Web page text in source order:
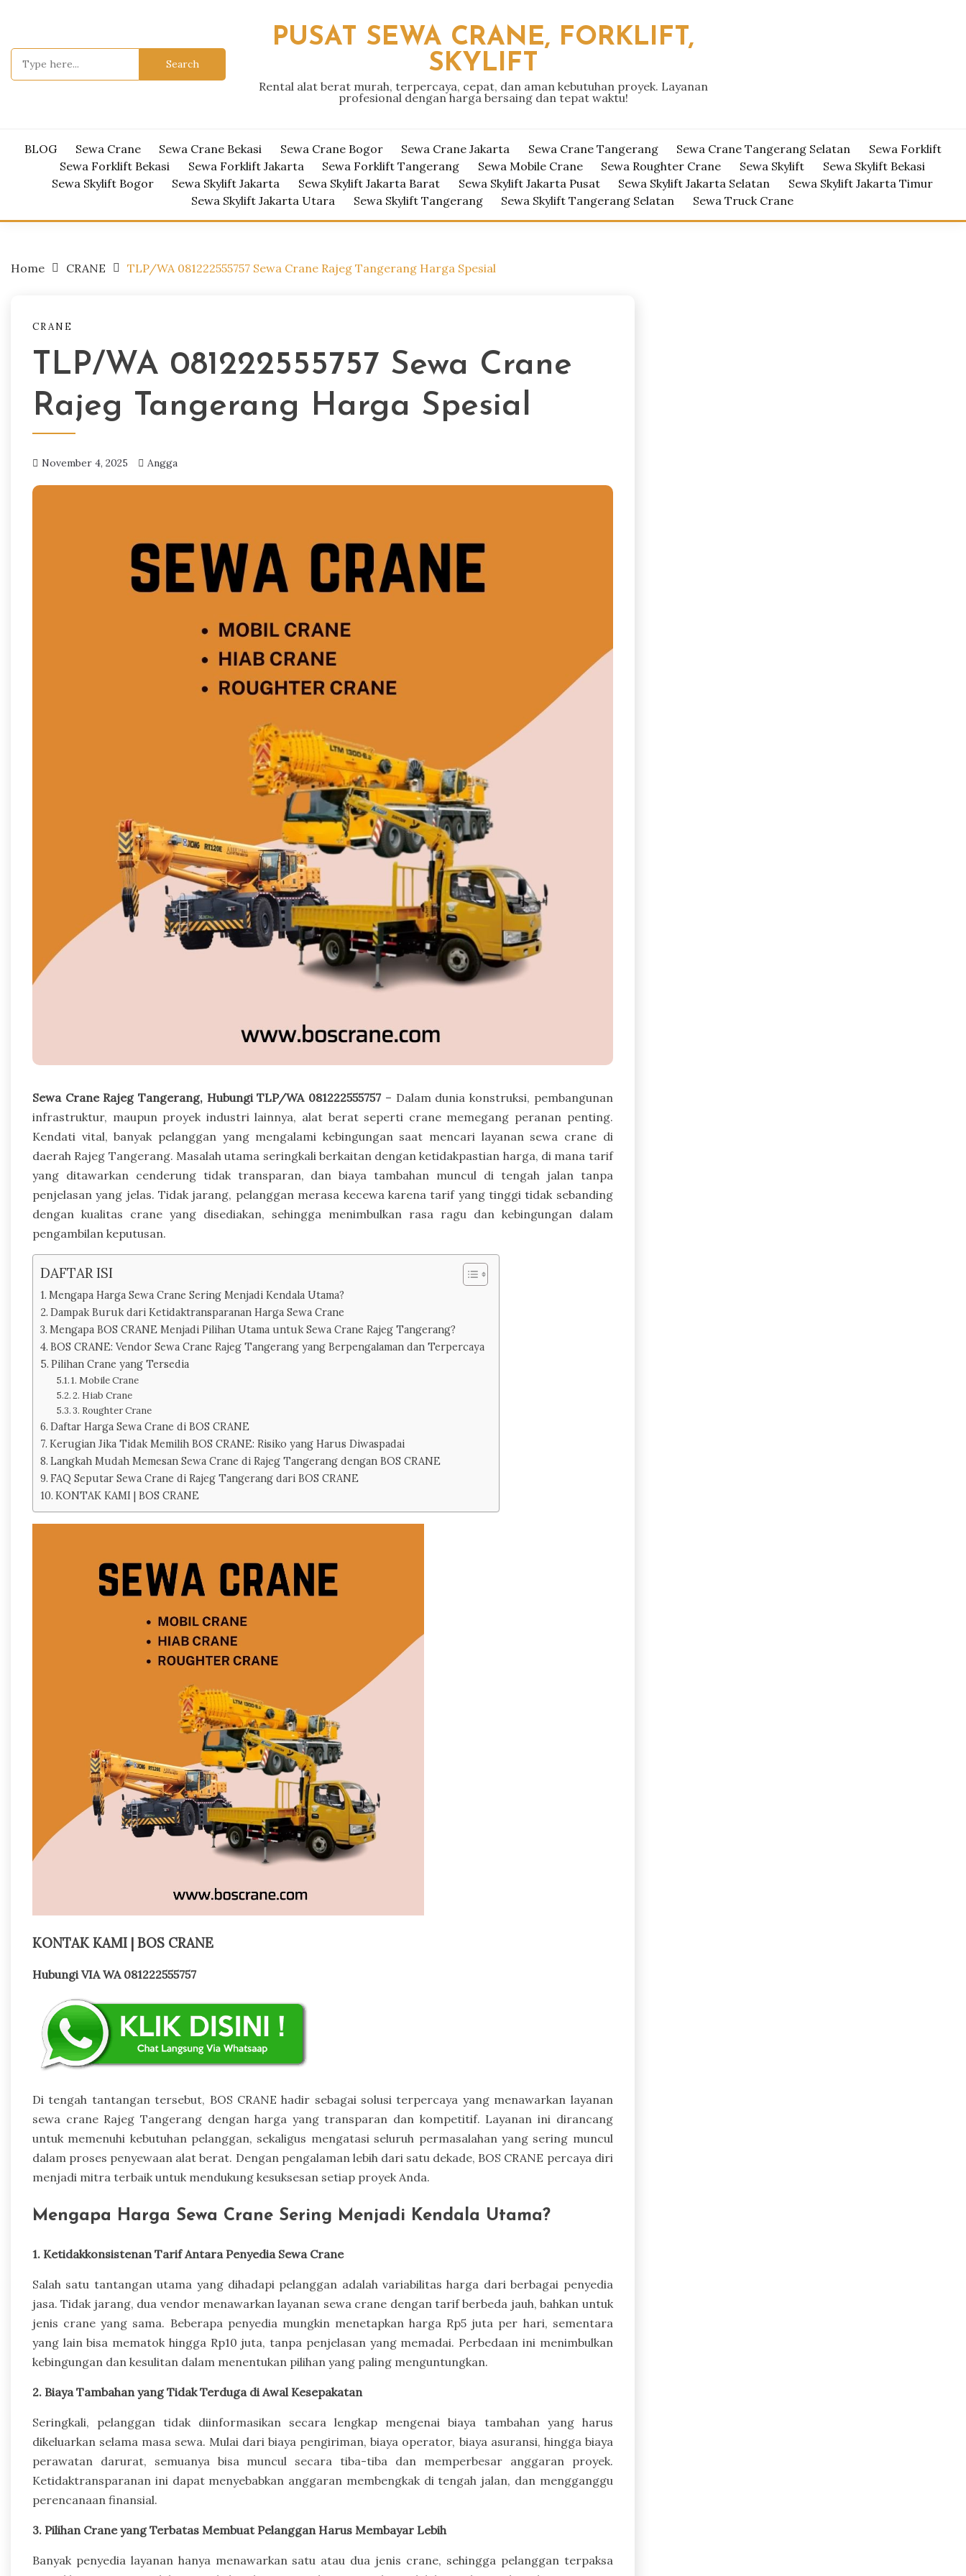
PUSAT SEWA CRANE, FORKLIFT,
SKYLIFT
Rental alat berat murah, terpercaya, cepat, dan aman kebutuhan proyek. Layanan
profesional dengan harga bersaing dan tepat waktu!
BLOG Sewa Crane Sewa Crane Bekasi Sewa Crane Bogor Sewa Crane Jakarta Sewa Crane Tangerang Sewa Crane Tangerang Selatan
Sewa Forklift
Sewa Forklift Bekasi
Sewa Forklift Jakarta Sewa Forklift Tangerang Sewa Mobile Crane Sewa Roughter Crane Sewa Skylift
Sewa Skylift Bekasi
Sewa Skylift Bogor
Sewa Skylift Jakarta Sewa Skylift Jakarta Barat Sewa Skylift Jakarta Pusat Sewa Skylift Jakarta Selatan
Sewa Skylift Jakarta Timur
Sewa Skylift Jakarta Utara
Sewa Skylift Tangerang Sewa Skylift Tangerang Selatan Sewa Truck Crane
Home CRANE TLP/WA 081222555757 Sewa Crane Rajeg Tangerang Harga Spesial
CRANE
TLP/WA 081222555757 Sewa Crane
Rajeg Tangerang Harga Spesial
November 4, 2025 Angga
Sewa Crane Rajeg Tangerang, Hubungi TLP/WA 081222555757– Dalam dunia konstruksi, pembangunan
infrastruktur, maupun proyek industri lainnya, alat berat seperti crane memegang peranan penting.
Kendati vital, banyak pelanggan yang mengalami kebingungan saat mencari layanan sewa crane di
daerah Rajeg Tangerang. Masalah utama seringkali berkaitan dengan ketidakpastian harga, di mana tarif
yang ditawarkan cenderung tidak transparan, dan biaya tambahan muncul di tengah jalan tanpa
penjelasan yang jelas. Tidak jarang, pelanggan merasa kecewa karena tarif yang tinggi tidak sebanding
dengan kualitas crane yang disediakan, sehingga menimbulkan rasa ragu dan kebingungan dalam
pengambilan keputusan.
DAFTAR ISI
Mengapa Harga Sewa Crane Sering Menjadi Kendala Utama?
Dampak Buruk dari Ketidaktransparanan Harga Sewa Crane
Mengapa BOS CRANE Menjadi Pilihan Utama untuk Sewa Crane Rajeg Tangerang?
BOS CRANE: Vendor Sewa Crane Rajeg Tangerang yang Berpengalaman dan Terpercaya
Pilihan Crane yang Tersedia
1. Mobile Crane
2. Hiab Crane
3. Roughter Crane
Daftar Harga Sewa Crane di BOS CRANE
Kerugian Jika Tidak Memilih BOS CRANE: Risiko yang Harus Diwaspadai
Langkah Mudah Memesan Sewa Crane di Rajeg Tangerang dengan BOS CRANE
FAQ Seputar Sewa Crane di Rajeg Tangerang dari BOS CRANE
KONTAK KAMI | BOS CRANE
KONTAK KAMI | BOS CRANE
Hubungi VIA WA 081222555757
Di tengah tantangan tersebut, BOS CRANE hadir sebagai solusi terpercaya yang menawarkan layanan
sewa crane Rajeg Tangerang dengan harga yang transparan dan kompetitif. Layanan ini dirancang
untuk memenuhi kebutuhan pelanggan, sekaligus mengatasi seluruh permasalahan yang sering muncul
dalam proses penyewaan alat berat. Dengan pengalaman lebih dari satu dekade, BOS CRANE percaya diri
menjadi mitra terbaik untuk mendukung kesuksesan setiap proyek Anda.
Mengapa Harga Sewa Crane Sering Menjadi Kendala Utama?
1. Ketidakkonsistenan Tarif Antara Penyedia Sewa Crane
Salah satu tantangan utama yang dihadapi pelanggan adalah variabilitas harga dari berbagai penyedia
jasa. Tidak jarang, dua vendor menawarkan layanan sewa crane dengan tarif berbeda jauh, bahkan untuk
jenis crane yang sama. Beberapa penyedia mungkin menetapkan harga Rp5 juta per hari, sementara
yang lain bisa mematok hingga Rp10 juta, tanpa penjelasan yang memadai. Perbedaan ini menimbulkan
kebingungan dan kesulitan dalam menentukan pilihan yang paling menguntungkan.
2. Biaya Tambahan yang Tidak Terduga di Awal Kesepakatan
Seringkali, pelanggan tidak diinformasikan secara lengkap mengenai biaya tambahan yang harus
dikeluarkan selama masa sewa. Mulai dari biaya pengiriman, biaya operator, biaya asuransi, hingga biaya
perawatan darurat, semuanya bisa muncul secara tiba-tiba dan memperbesar anggaran proyek.
Ketidaktransparanan ini dapat menyebabkan anggaran membengkak di tengah jalan, dan mengganggu
perencanaan finansial.
3. Pilihan Crane yang Terbatas Membuat Pelanggan Harus Membayar Lebih
Banyak penyedia layanan hanya menawarkan satu atau dua jenis crane, sehingga pelanggan terpaksa